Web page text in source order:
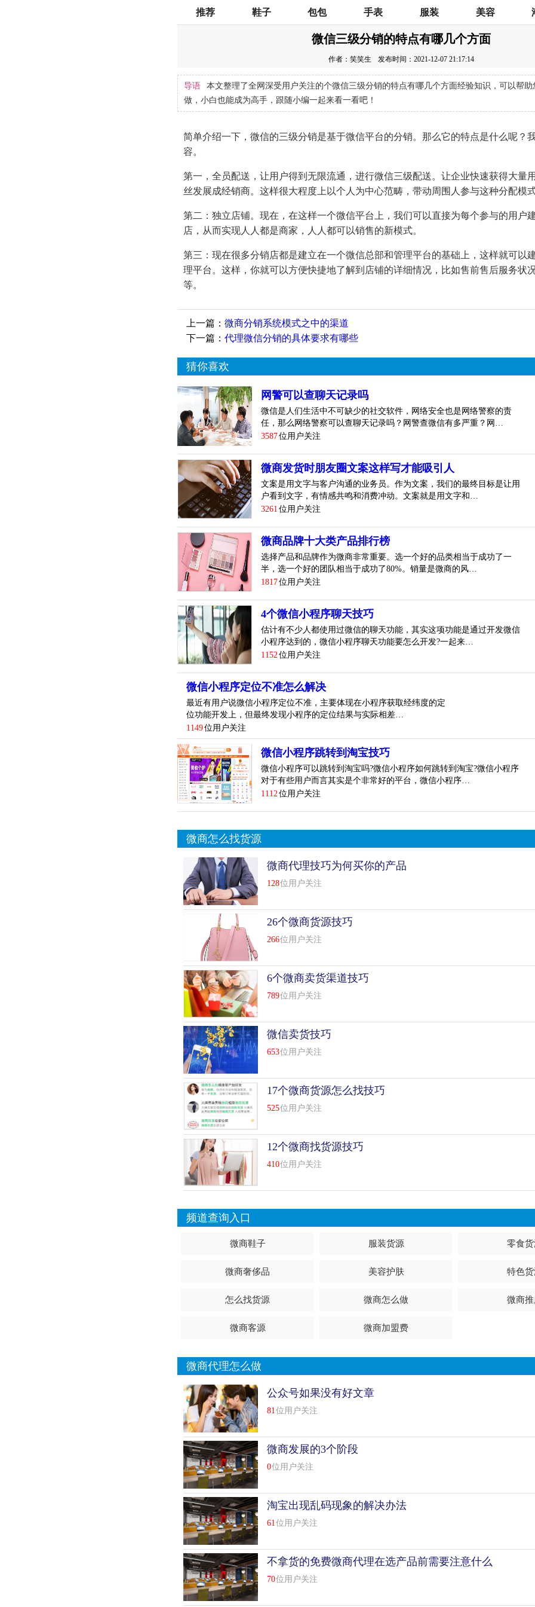
推荐 鞋子 包包 手表 服装 美容
微信三级分销的特点有哪几个方面
作者：笑笑生 发布时间：2021-12-07 21:17:14
导语
本文整理了全网深受用户关注的个微信三级分销的特点有哪几个方面经验知识，可以帮助
做，小白也能成为高手，跟随小编一起来看一看吧！
简单介绍一下，微信的三级分销是基于微信平台的分销。那么它的特点是什么呢？
容。
第一，全员配送，让用户得到无限流通，进行微信三级配送。让企业快速获得大量
丝发展成经销商。这样很大程度上以个人为中心范畴，带动周围人参与这种分配模式
第二：独立店铺。现在，在这样一个微信平台上，我们可以直接为每个参与的用户
店，从而实现人人都是商家，人人都可以销售的新模式。
第三：现在很多分销店都是建立在一个微信总部和管理平台的基础上，这样就可以
理平台。这样，你就可以方便快捷地了解到店铺的详细情况，比如售前售后服务状
等。
上一篇： 微商分销系统模式之中的渠道
下一篇： 代理微信分销的具体要求有哪些
猜你喜欢
网警可以查聊天记录吗
微信是人们生活中不可缺少的社交软件，网络安全也是网络警察的责
任，那么网络警察可以查聊天记录吗？网警查微信有多严重？网…
3587位用户关注
微商发货时朋友圈文案这样写才能吸引人
文案是用文字与客户沟通的业务员。作为文案，我们的最终目标是让用
户看到文字，有情感共鸣和消费冲动。文案就是用文字和…
3261 位用户关注
微商品牌十大类产品排行榜
选择产品和品牌作为微商非常重要。选一个好的品类相当于成功了一
半，选一个好的团队相当于成功了80%。销量是微商的风…
1817位用户关注
4个微信小程序聊天技巧
估计有不少人都使用过微信的聊天功能，其实这项功能是通过开发微信
小程序达到的，微信小程序聊天功能要怎么开发?一起来…
1152 位用户关注
微信小程序定位不准怎么解决
最近有用户说微信小程序定位不准，主要体现在小程序获取经纬度的定
位功能开发上，但最终发现小程序的定位结果与实际相差…
1149位用户关注
微信小程序跳转到淘宝技巧
微信小程序可以跳转到淘宝吗?微信小程序如何跳转到淘宝?微信小程序
对于有些用户而言其实是个非常好的平台，微信小程序…
1112 位用户关注
微商怎么找货源
微商代理技巧为何买你的产品
128位用户关注
26个微商货源技巧
266位用户关注
6个微商卖货渠道技巧
789位用户关注
微信卖货技巧
653位用户关注
17个微商货源怎么找技巧
525位用户关注
12个微商找货源技巧
410位用户关注
频道查询入口
微商鞋子 服装货源 零食
微商奢侈品 美容护肤 特色
怎么找货源 微商怎么做 微商
微商客源 微商加盟费
微商代理怎么做
公众号如果没有好文章
81 位用户关注
微商发展的3个阶段
0位用户关注
淘宝出现乱码现象的解决办法
61 位用户关注
不拿货的免费微商代理在选产品前需要注意什么
70位用户关注